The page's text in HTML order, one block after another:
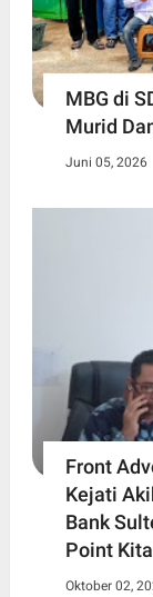
MBG di
Murid
Juni 05, 2026
Front
Kejati
Bank
Point
Oktober 02,